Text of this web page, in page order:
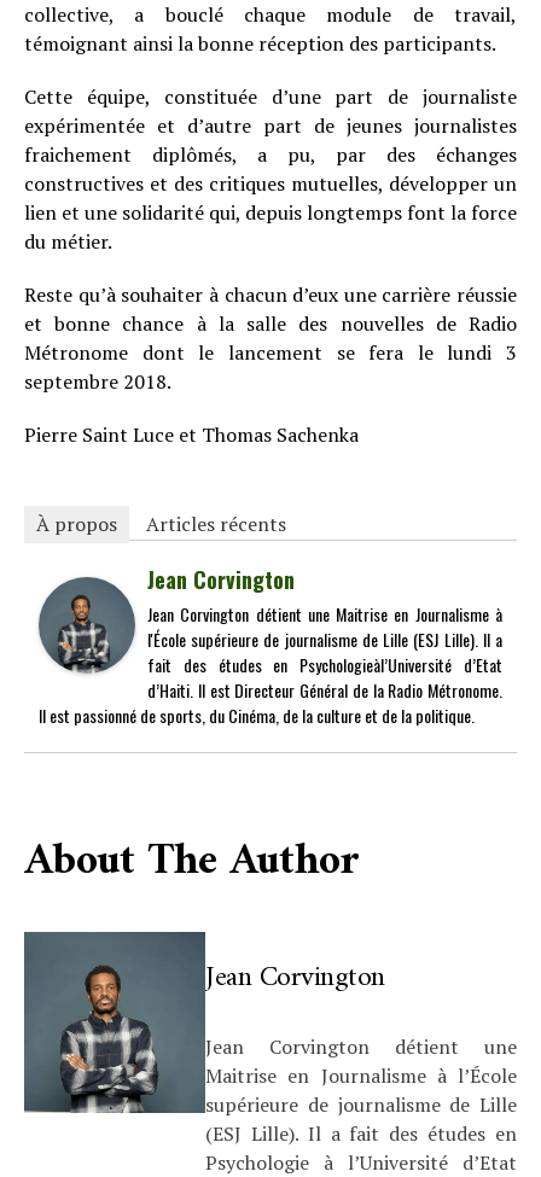
collective, a bouclé chaque module de travail,
témoignant ainsi la bonne réception des participants.
Cette équipe, constituée d’une part de journaliste
expérimentée et d’autre part de jeunes journalistes
fraichement diplômés, a pu, par des échanges
constructives et des critiques mutuelles, développer un
lien et une solidarité qui, depuis longtemps font la force
du métier.
Reste qu’à souhaiter à chacun d’eux une carrière réussie
et bonne chance à la salle des nouvelles de Radio
Métronome dont le lancement se fera le lundi 3
septembre 2018.
Pierre Saint Luce et Thomas Sachenka
À propos Articles récents
Jean Corvington
Jean Corvington détient une Maitrise en Journalisme à
l'École supérieure de journalisme de Lille (ESJ Lille). Il a
fait des études en Psychologieàl’Université d’Etat
d’Haiti. Il est Directeur Général de la Radio Métronome.
Il est passionné de sports, du Cinéma, de la culture et de la politique.
About The Author
Jean Corvington
Jean Corvington détient une
Maitrise en Journalisme à l’École
supérieure de journalisme de Lille
(ESJ Lille). Il a fait des études en
Psychologie à l’Université d’Etat